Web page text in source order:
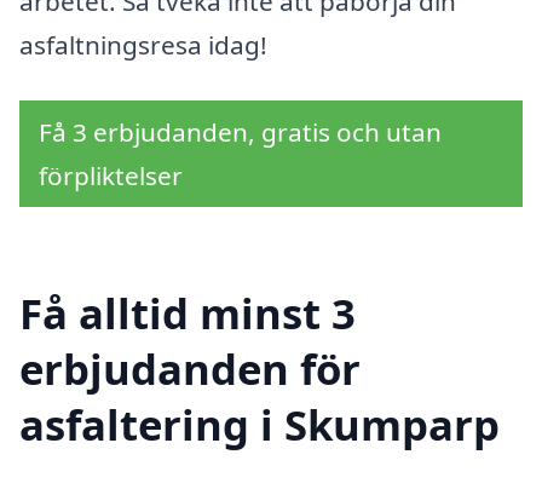
asfaltningsresa idag!
Få 3 erbjudanden, gratis och utan
förpliktelser
Få alltid minst 3
erbjudanden för
asfaltering i Skumparp